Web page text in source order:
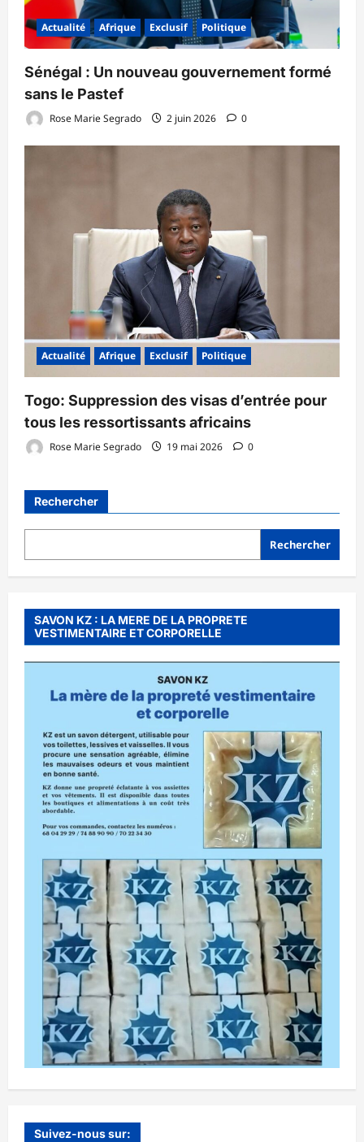
Actualité Afrique Exclusif Politique
Sénégal : Un nouveau gouvernement formé
sans le Pastef
Rose Marie Segrado 2 juin 2026 0
Actualité Afrique Exclusif Politique
Togo: Suppression des visas d’entrée pour
tous les ressortissants africains
Rose Marie Segrado 19 mai 2026 0
Rechercher
Rechercher
SAVON KZ : LA MERE DE LA PROPRETE
VESTIMENTAIRE ET CORPORELLE
Suivez-nous sur: